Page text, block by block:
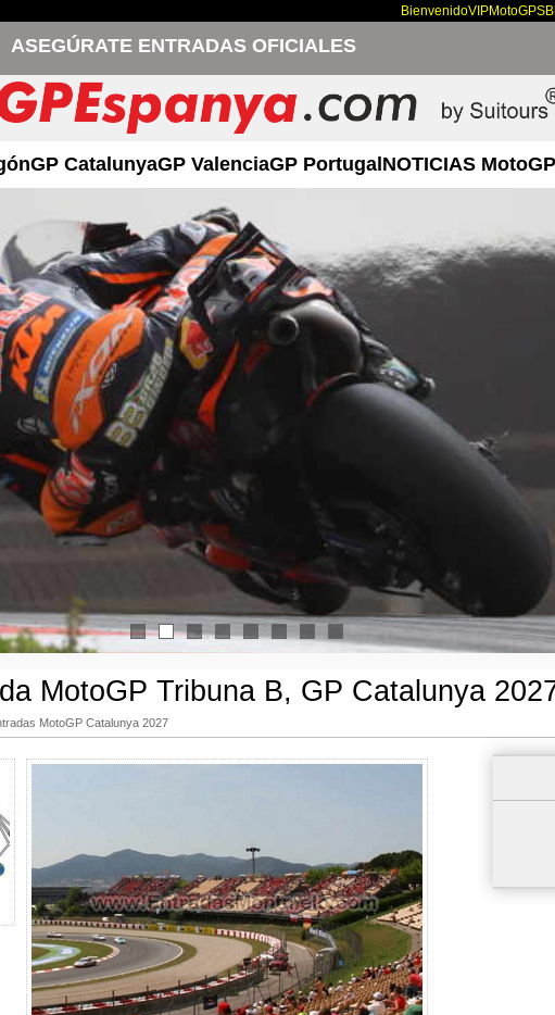
BienvenidoVIPMotoGP
ASEGÚRATE ENTRADAS OFICIALES
GP CatalunyaGP ValenciaGP PortugalNOTICIAS MotoGP
1 3 4
MotoGP Tribuna B, GP Catalunya
MotoGP Catalunya 2027